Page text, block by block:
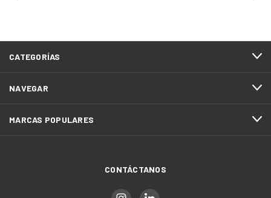
CATEGORÍAS
NAVEGAR
MARCAS POPULARES
CONTÁCTANOS